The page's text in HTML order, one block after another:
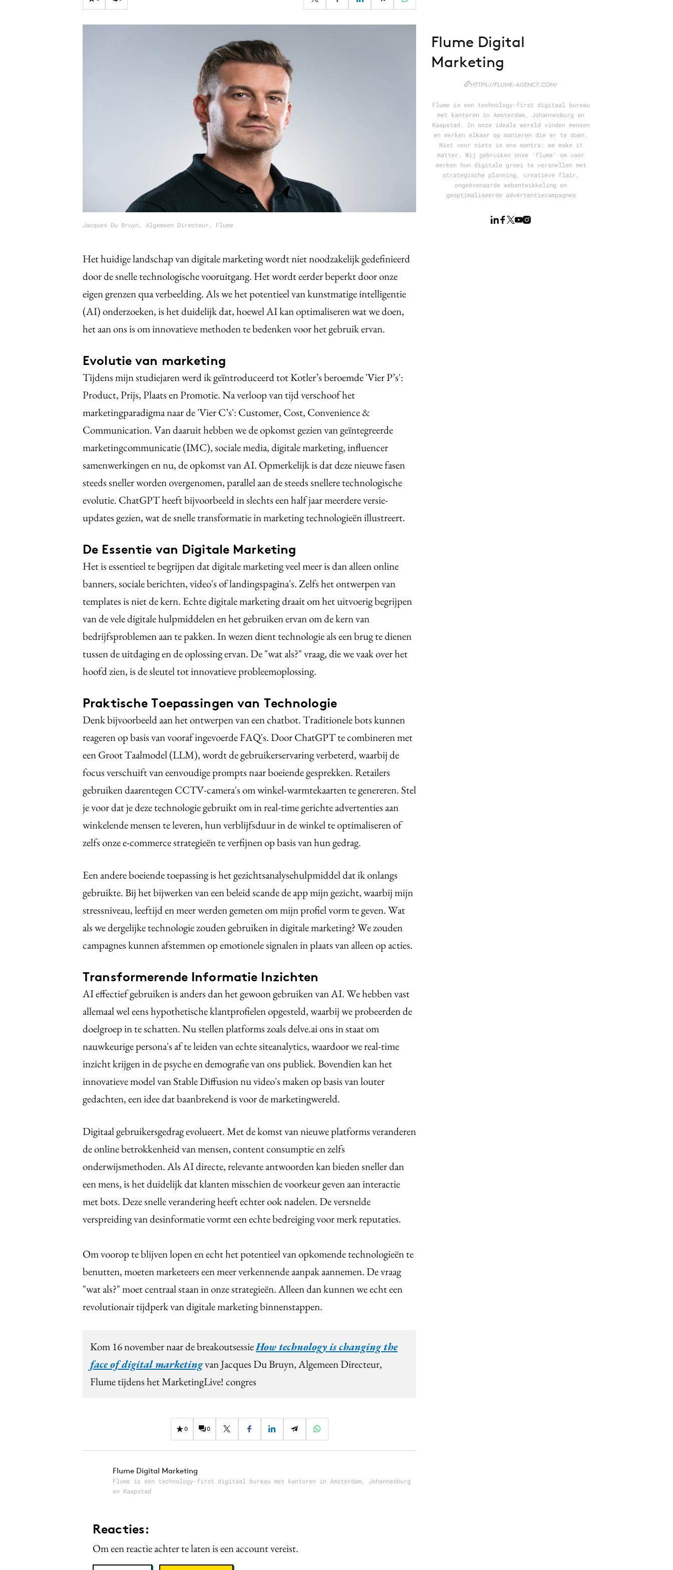
Interne communicatie
Jacques Du Bruyn, Algemeen Directeur, Flume
Het huidige landschap van digitale marketing wordt niet noodzakelijk gedefinieerd
door de snelle technologische vooruitgang. Het wordt eerder beperkt door onze
eigen grenzen qua verbeelding. Als we het potentieel van kunstmatige intelligentie
(AI) onderzoeken, is het duidelijk dat, hoewel AI kan optimaliseren wat we doen,
het aan ons is om innovatieve methoden te bedenken voor het gebruik ervan.
Evolutie van marketing
Tijdens mijn studiejaren werd ik geïntroduceerd tot Kotler’s beroemde 'Vier P’s':
Product, Prijs, Plaats en Promotie. Na verloop van tijd verschoof het
marketingparadigma naar de 'Vier C’s': Customer, Cost, Convenience &
Communication. Van daaruit hebben we de opkomst gezien van geïntegreerde
marketingcommunicatie (IMC), sociale media, digitale marketing, influencer
samenwerkingen en nu, de opkomst van AI. Opmerkelijk is dat deze nieuwe fasen
steeds sneller worden overgenomen, parallel aan de steeds snellere technologische
evolutie. ChatGPT heeft bijvoorbeeld in slechts een half jaar meerdere versie-
updates gezien, wat de snelle transformatie in marketing technologieën illustreert.
De Essentie van Digitale Marketing
Het is essentieel te begrijpen dat digitale marketing veel meer is dan alleen online
banners, sociale berichten, video's of landingspagina's. Zelfs het ontwerpen van
templates is niet de kern. Echte digitale marketing draait om het uitvoerig begrijpen
van de vele digitale hulpmiddelen en het gebruiken ervan om de kern van
bedrijfsproblemen aan te pakken. In wezen dient technologie als een brug te dienen
tussen de uitdaging en de oplossing ervan. De "wat als?" vraag, die we vaak over het
hoofd zien, is de sleutel tot innovatieve probleemoplossing.
Praktische Toepassingen van Technologie
Denk bijvoorbeeld aan het ontwerpen van een chatbot. Traditionele bots kunnen
reageren op basis van vooraf ingevoerde FAQ's. Door ChatGPT te combineren met
een Groot Taalmodel (LLM), wordt de gebruikerservaring verbeterd, waarbij de
focus verschuift van eenvoudige prompts naar boeiende gesprekken. Retailers
gebruiken daarentegen CCTV-camera's om winkel-warmtekaarten te genereren. Stel
je voor dat je deze technologie gebruikt om in real-time gerichte advertenties aan
winkelende mensen te leveren, hun verblijfsduur in de winkel te optimaliseren of
zelfs onze e-commerce strategieën te verfijnen op basis van hun gedrag.
Een andere boeiende toepassing is het gezichtsanalysehulpmiddel dat ik onlangs
gebruikte. Bij het bijwerken van een beleid scande de app mijn gezicht, waarbij mijn
stressniveau, leeftijd en meer werden gemeten om mijn profiel vorm te geven. Wat
als we dergelijke technologie zouden gebruiken in digitale marketing? We zouden
campagnes kunnen afstemmen op emotionele signalen in plaats van alleen op acties.
Transformerende Informatie Inzichten
AI effectief gebruiken is anders dan het gewoon gebruiken van AI. We hebben vast
allemaal wel eens hypothetische klantprofielen opgesteld, waarbij we probeerden de
doelgroep in te schatten. Nu stellen platforms zoals delve.ai ons in staat om
nauwkeurige persona's af te leiden van echte siteanalytics, waardoor we real-time
inzicht krijgen in de psyche en demografie van ons publiek. Bovendien kan het
innovatieve model van Stable Diffusion nu video's maken op basis van louter
gedachten, een idee dat baanbrekend is voor de marketingwereld.
Digitaal gebruikersgedrag evolueert. Met de komst van nieuwe platforms veranderen
de online betrokkenheid van mensen, content consumptie en zelfs
onderwijsmethoden. Als AI directe, relevante antwoorden kan bieden sneller dan
een mens, is het duidelijk dat klanten misschien de voorkeur geven aan interactie
met bots. Deze snelle verandering heeft echter ook nadelen. De versnelde
verspreiding van desinformatie vormt een echte bedreiging voor merk reputaties.
Om voorop te blijven lopen en echt het potentieel van opkomende technologieën te
benutten, moeten marketeers een meer verkennende aanpak aannemen. De vraag
"wat als?" moet centraal staan in onze strategieën. Alleen dan kunnen we echt een
revolutionair tijdperk van digitale marketing binnenstappen.
Kom 16 november naar de breakoutsessieHow technology is changing the
face of digital marketingvan Jacques Du Bruyn, Algemeen Directeur,
Flume tijdens het MarketingLive! congres
0 0
Flume Digital Marketing
Flume is een technology-first digitaal bureau met kantoren in Amsterdam, Johannesburg
en Kaapstad
Reacties:
Om een reactie achter te laten is een account vereist.
Flume Digital
Marketing
HTTPS://FLUME-AGENCY.COM/
Flume is een technology-first digitaal bureau
met kantoren in Amsterdam, Johannesburg en
Kaapstad. In onze ideale wereld vinden mensen
en merken elkaar op manieren die er te doen.
Niet voor niets is ons mantra: we make it
matter. Wij gebruiken onze 'flume' om voor
merken hun digitale groei te versnellen met
strategische planning, creatieve flair,
ongeëvenaarde webontwikkeling en
geoptimaliseerde advertentiecampagnes